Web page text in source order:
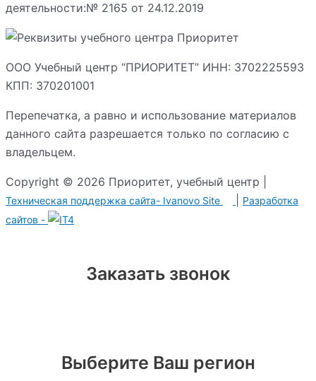
деятельности:№ 2165 от 24.12.2019
ООО Учебный центр “ПРИОРИТЕТ” ИНН: 3702225593
КПП: 370201001
Перепечатка, а равно и использование материалов
данного сайта разрешается только по согласию с
владельцем.
Copyright © 2026 Приоритет, учебный центр |
Техническая поддержка сайта- Ivanovo Site |
Разработка сайтов -
Заказать звонок
Выберите Ваш регион